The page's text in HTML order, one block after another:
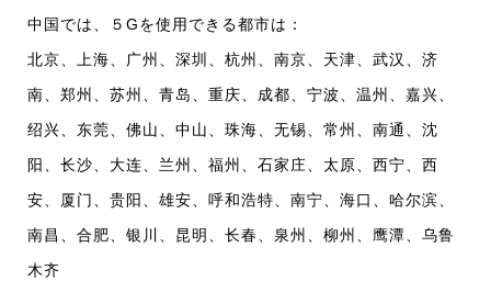
中国では、５Gを使用できる都市は：
北京、上海、广州、深圳、杭州、南京、天津、武汉、济
南、郑州、苏州、青岛、重庆、成都、宁波、温州、嘉兴、
绍兴、东莞、佛山、中山、珠海、无锡、常州、南通、沈
阳、长沙、大连、兰州、福州、石家庄、太原、西宁、西
安、厦门、贵阳、雄安、呼和浩特、南宁、海口、哈尔滨、
南昌、合肥、银川、昆明、长春、泉州、柳州、鹰潭、乌鲁
木齐